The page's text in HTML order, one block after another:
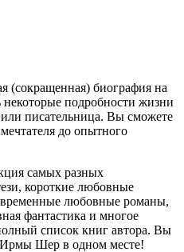
(сокращенная) биография на
некоторые подробности жизни
или писательница. Вы сможете
до опытного
самых разных
короткие любовные
любовные романы,
фантастика и многое
список книг автора. Вы
Шер в одном месте!